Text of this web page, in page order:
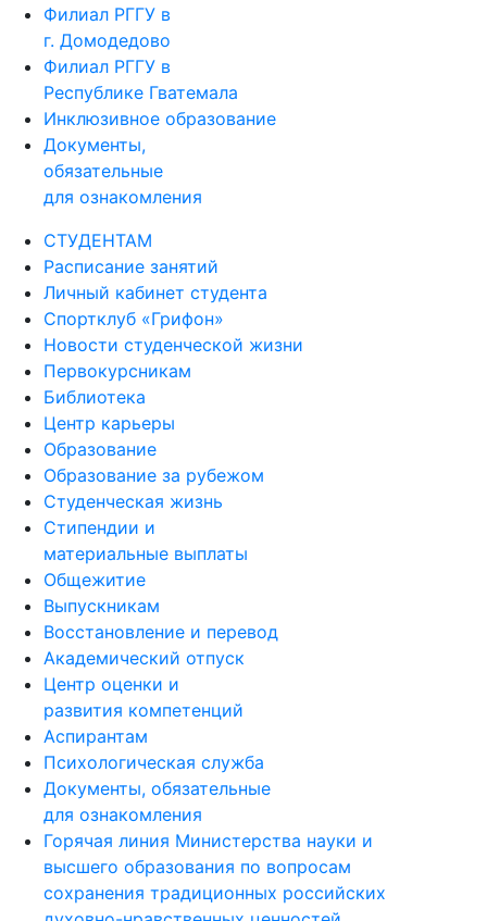
Филиал РГГУ в
г. Домодедово
Филиал РГГУ в
Республике Гватемала
Инклюзивное образование
Документы,
обязательные
для ознакомления
СТУДЕНТАМ
Расписание занятий
Личный кабинет студента
Спортклуб «Грифон»
Новости студенческой жизни
Первокурсникам
Библиотека
Центр карьеры
Образование
Образование за рубежом
Студенческая жизнь
Стипендии и
материальные выплаты
Общежитие
Выпускникам
Восстановление и перевод
Академический отпуск
Центр оценки и
развития компетенций
Аспирантам
Психологическая служба
Документы, обязательные
для ознакомления
Горячая линия Министерства науки и
высшего образования по вопросам
сохранения традиционных российских